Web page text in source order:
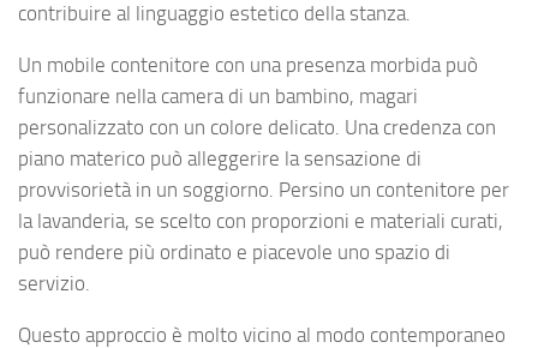
contribuire al linguaggio estetico della stanza.
Un mobile contenitore con una presenza morbida può
funzionare nella camera di un bambino, magari
personalizzato con un colore delicato. Una credenza con
piano materico può alleggerire la sensazione di
provvisorietà in un soggiorno. Persino un contenitore per
la lavanderia, se scelto con proporzioni e materiali curati,
può rendere più ordinato e piacevole uno spazio di
servizio.
Questo approccio è molto vicino al modo contemporaneo